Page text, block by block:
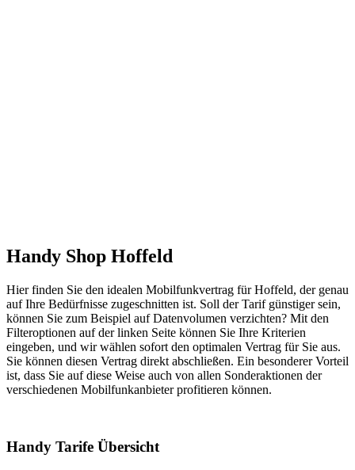
Handy Shop Hoffeld
Hier finden Sie den idealen Mobilfunkvertrag für Hoffeld, der genau
auf Ihre Bedürfnisse zugeschnitten ist. Soll der Tarif günstiger sein,
können Sie zum Beispiel auf Datenvolumen verzichten? Mit den
Filteroptionen auf der linken Seite können Sie Ihre Kriterien
eingeben, und wir wählen sofort den optimalen Vertrag für Sie aus.
Sie können diesen Vertrag direkt abschließen. Ein besonderer Vorteil
ist, dass Sie auf diese Weise auch von allen Sonderaktionen der
verschiedenen Mobilfunkanbieter profitieren können.
Handy Tarife Übersicht